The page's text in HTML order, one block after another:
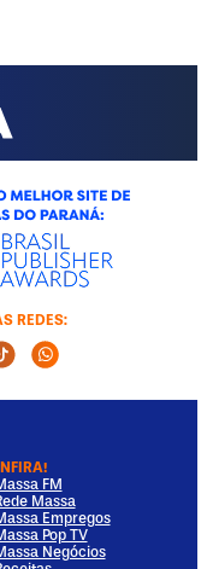
REDES:
MediaMedia
Social Media
Tiktok Social Media
Whatsapp
FM
Massa
Empregos
Pop TV
Negócios